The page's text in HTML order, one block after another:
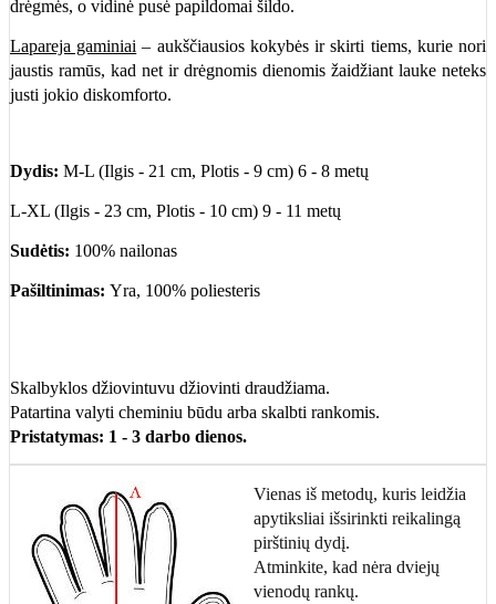
drėgmės, o vidinė pusė papildomai šildo.
Lapareja gaminiai – aukščiausios kokybės ir skirti tiems, kurie nori
jaustis ramūs, kad net ir drėgnomis dienomis žaidžiant lauke neteks
justi jokio diskomforto.
Dydis: M-L (Ilgis - 21 cm, Plotis - 9 cm) 6 - 8 metų
L-XL (Ilgis - 23 cm, Plotis - 10 cm) 9 - 11 metų
Sudėtis: 100% nailonas
Pašiltinimas: Yra, 100% poliesteris
Skalbyklos džiovintuvu džiovinti draudžiama.
Patartina valyti cheminiu būdu arba skalbti rankomis.
Pristatymas: 1 - 3 darbo dienos.
Vienas iš metodų, kuris leidžia
apytiksliai išsirinkti reikalingą
pirštinių dydį.
Atminkite, kad nėra dviejų
vienodų rankų.